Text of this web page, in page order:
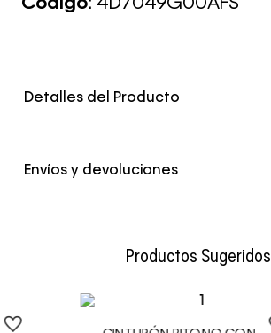
Código: 4D7049G00AFS
Detalles del Producto
Envíos y devoluciones
Productos Sugeridos